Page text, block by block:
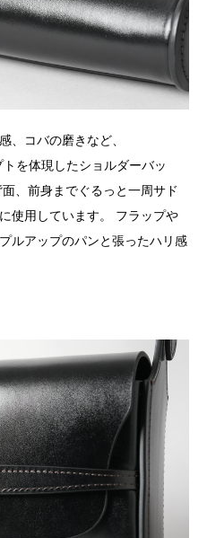
、コバの磨きなど、
を体現したショルダーバッ
、前身までぐるっと一周サド
使用しています。 フラップや
ルアップのパンと張ったハリ感